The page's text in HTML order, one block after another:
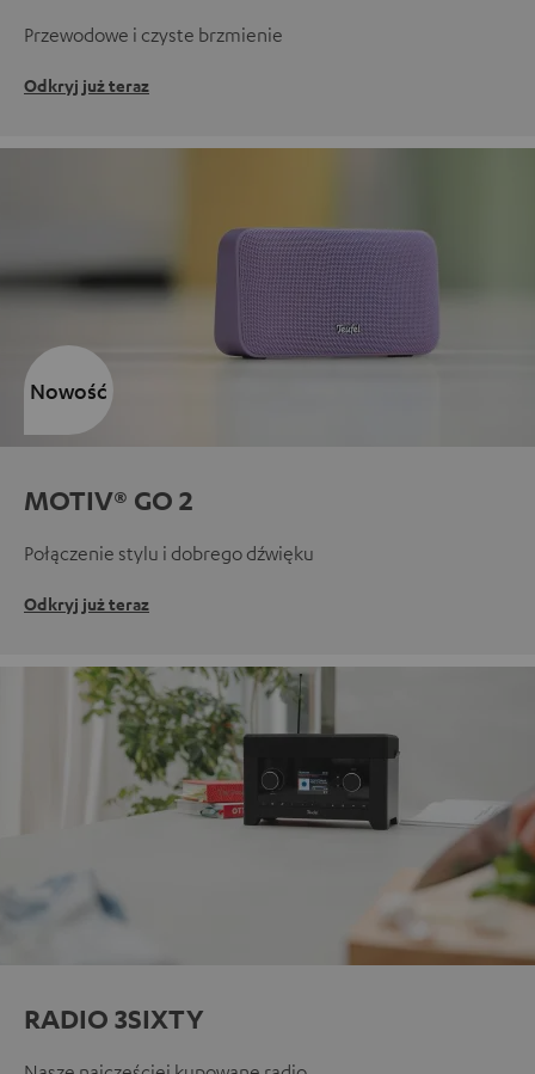
Przewodowe i czyste brzmienie
Odkryj już teraz
MOTIV® GO 2
Połączenie stylu i dobrego dźwięku
Odkryj już teraz
Nowość
RADIO 3SIXTY